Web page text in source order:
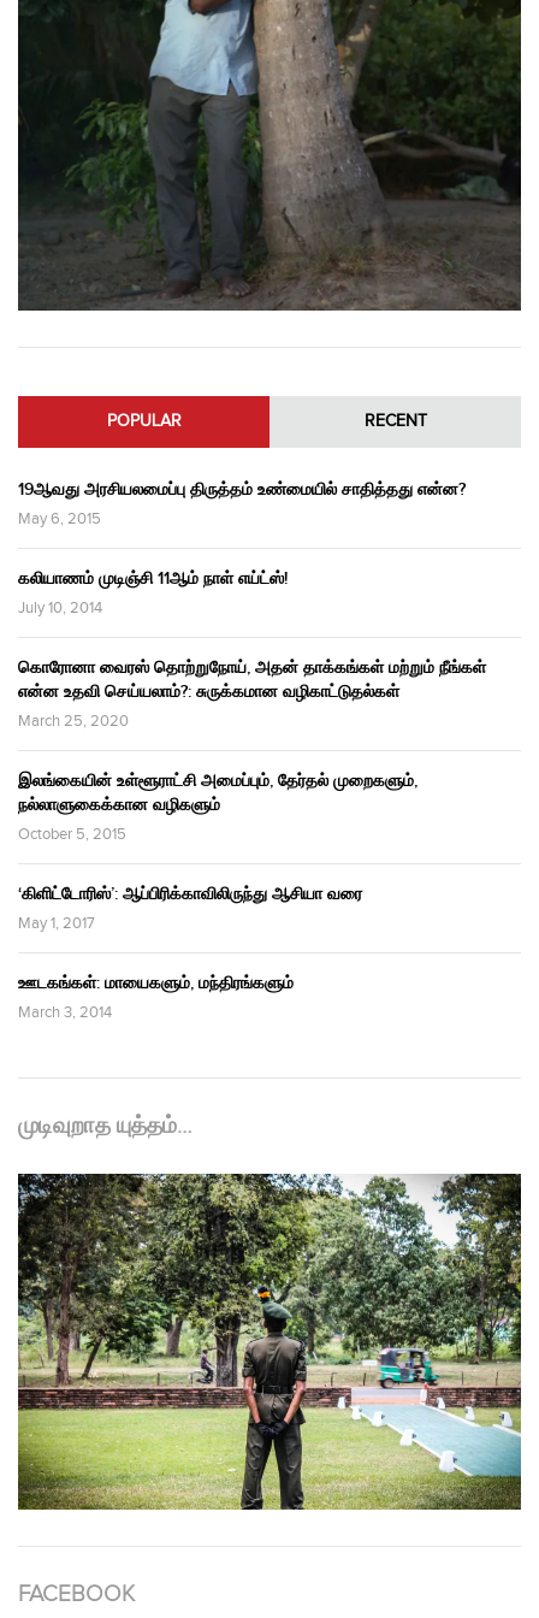
POPULAR RECENT
19ஆவது அரசியலமைப்பு திருத்தம் உண்மையில் சாதித்தது என்ன?
May 6, 2015
கலியாணம் முடிஞ்சி 11ஆம் நாள் எய்ட்ஸ்!
July 10, 2014
கொரோனா வைரஸ் தொற்றுநோய், அதன் தாக்கங்கள் மற்றும் நீங்கள்
என்ன உதவி செய்யலாம்?: சுருக்கமான வழிகாட்டுதல்கள்
March 25, 2020
இலங்கையின் உள்ளூராட்சி அமைப்பும், தேர்தல் முறைகளும்,
நல்லாளுகைக்கான வழிகளும்
October 5, 2015
‘கிளிட்டோரிஸ்’: ஆப்பிரிக்காவிலிருந்து ஆசியா வரை
May 1, 2017
ஊடகங்கள்: மாயைகளும், மந்திரங்களும்
March 3, 2014
முடிவுறாத யுத்தம்…
FACEBOOK